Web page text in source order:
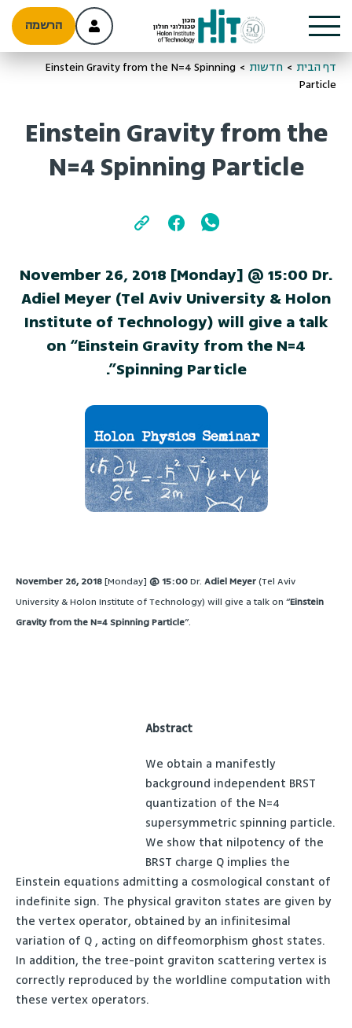
הרשמה
דף הבית > חדשות >
Einstein Gravity from the N=4 Spinning
Particle
Einstein Gravity from the
N=4 Spinning Particle
November 26, 2018 [Monday] @ 15:00 Dr.
Adiel Meyer (Tel Aviv University & Holon
Institute of Technology) will give a talk
on “Einstein Gravity from the N=4
Spinning Particle”.
November 26, 2018[Monday] @ 15:00Dr. Adiel Meyer(Tel Aviv
University & Holon Institute of Technology) will give a talk on “Einstein
Gravity from the N=4 Spinning Particle”.
Abstract
We obtain a manifestly
background independent BRST
quantization of the N=4
supersymmetric spinning particle.
We show that nilpotency of the
BRST charge Q implies the
Einstein equations admitting a cosmological constant of
indefinite sign. The physical graviton states are given by
the vertex operator, obtained by an infinitesimal
variation of Q , acting on diffeomorphism ghost states.
In addition, the tree-point graviton scattering vertex is
correctly reproduced by the worldline computation with
these vertex operators.